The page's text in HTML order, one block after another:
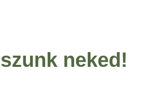
neked!